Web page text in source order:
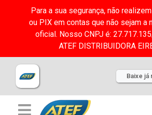
Para a sua segurança, não
ou PIX em contas que não sejam a
oficial. Nosso CNPJ é:
ATEF DISTRIBUIDORA
Baixe já